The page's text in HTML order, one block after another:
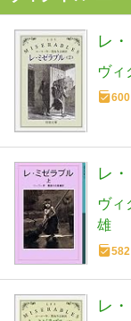
レ
ヴィ
600
レ
ヴィ
雄
582
レ